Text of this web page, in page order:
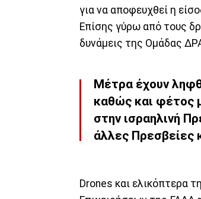
για να αποφευχθεί η
Επίσης γύρω από τους
δυνάμεις της Ομάδας
Μέτρα έχουν
καθώς και φέτος
στην ισραηλινή
άλλες Πρεσβείες
Drones και ελικόπτερα